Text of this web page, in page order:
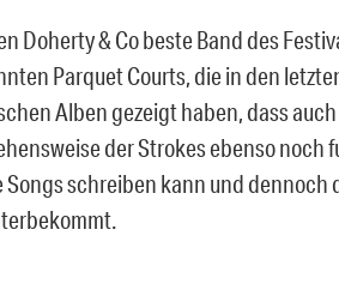
Doherty & Co beste Band des
Parquet Courts, die in den
Alben gezeigt haben, dass
der Strokes ebenso noch
Songs schreiben kann und